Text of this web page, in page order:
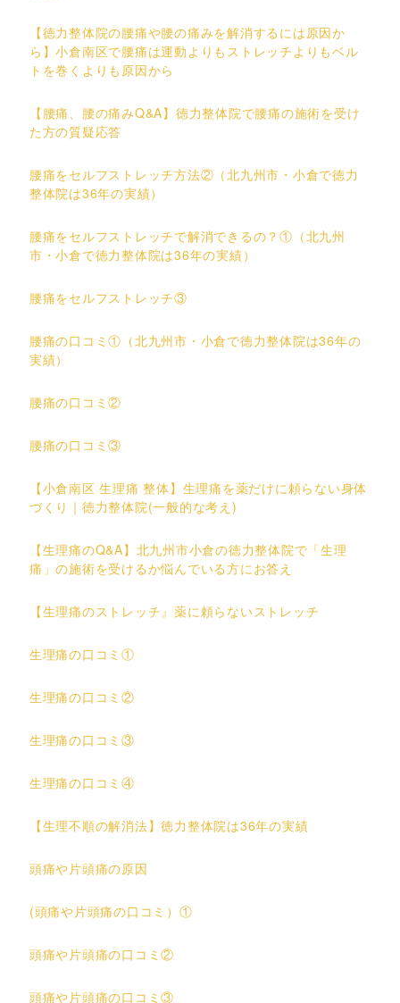
【徳力整体院の腰痛や腰の痛みを解消するには原因か
ら】小倉南区で腰痛は運動よりもストレッチよりもベル
トを巻くよりも原因から
【腰痛、腰の痛みQ&A】徳力整体院で腰痛の施術を受け
た方の質疑応答
腰痛をセルフストレッチ方法②（北九州市・小倉で徳力
整体院は36年の実績）
腰痛をセルフストレッチで解消できるの？①（北九州
市・小倉で徳力整体院は36年の実績）
腰痛をセルフストレッチ③
腰痛の口コミ①（北九州市・小倉で徳力整体院は36年の
実績）
腰痛の口コミ②
腰痛の口コミ③
【小倉南区 生理痛 整体】生理痛を薬だけに頼らない身体
づくり｜徳力整体院(一般的な考え)
【生理痛のQ&A】北九州市小倉の徳力整体院で「生理
痛」の施術を受けるか悩んでいる方にお答え
【生理痛のストレッチ』薬に頼らないストレッチ
生理痛の口コミ①
生理痛の口コミ②
生理痛の口コミ③
生理痛の口コミ④
【生理不順の解消法】徳力整体院は36年の実績
頭痛や片頭痛の原因
(頭痛や片頭痛の口コミ）①
頭痛や片頭痛の口コミ②
頭痛や片頭痛の口コミ③